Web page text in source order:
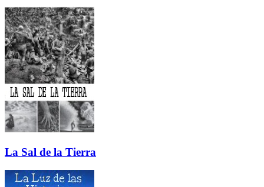
La Sal de la Tierra